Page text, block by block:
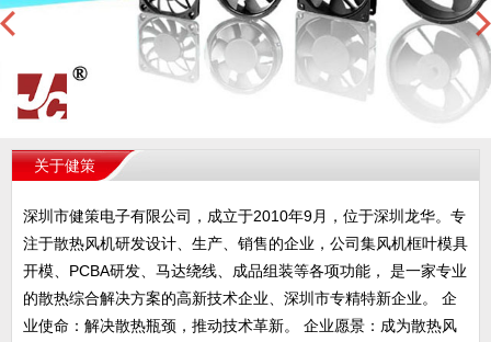
关于健策
深圳市健策电子有限公司，成立于2010年9月，位于深圳龙华。专
注于散热风机研发设计、生产、销售的企业，公司集风机框叶模具
开模、PCBA研发、马达绕线、成品组装等各项功能， 是一家专业
的散热综合解决方案的高新技术企业、深圳市专精特新企业。 企
业使命：解决散热瓶颈，推动技术革新。 企业愿景：成为散热风